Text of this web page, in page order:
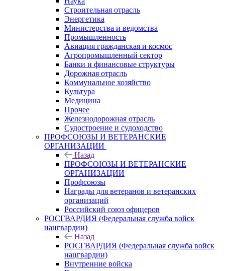
Строительная отрасль
Энергетика
Министерства и ведомства
Промышленность
Авиация гражданская и космос
Агропромышленный сектор
Банки и финансовые структуры
Дорожная отрасль
Коммунальное хозяйство
Культура
Медицина
Прочее
Железнодорожная отрасль
Судостроение и судоходство
ПРОФСОЮЗЫ И ВЕТЕРАНСКИЕ
ОРГАНИЗАЦИИ
Назад
ПРОФСОЮЗЫ И ВЕТЕРАНСКИЕ
ОРГАНИЗАЦИИ
Профсоюзы
Награды для ветеранов и ветеранских
организаций
Российский союз офицеров
РОСГВАРДИЯ (Федеральная служба войск
нацгвардии)
Назад
РОСГВАРДИЯ (Федеральная служба войск
нацгвардии)
Внутренние войска